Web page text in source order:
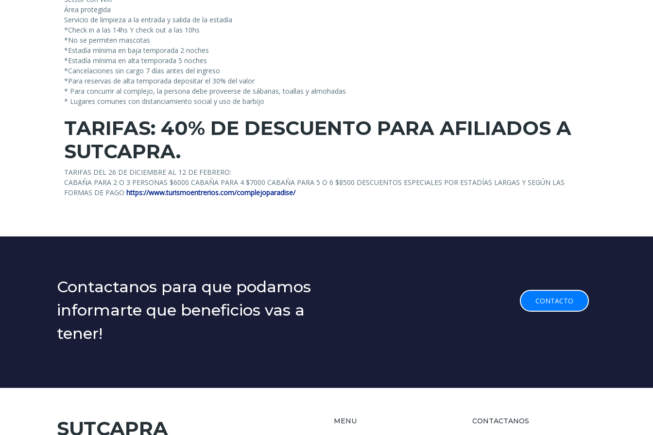
Área protegida
Servicio de limpieza a la entrada y salida de la estadía
*Check in a las 14hs Y check out a las 10hs
*No se permiten mascotas
*Estadía mínima en baja temporada 2 noches
*Estadía mínima en alta temporada 5 noches
*Cancelaciones sin cargo 7 días antes del ingreso
*Para reservas de alta temporada depositar el 30% del valor
* Para concurrir al complejo, la persona debe proveerse de sábanas, toallas y almohadas
* Lugares comunes con distanciamiento social y uso de barbijo
TARIFAS: 40% DE DESCUENTO PARA AFILIADOS A
SUTCAPRA.
TARIFAS DEL 26 DE DICIEMBRE AL 12 DE FEBRERO:
CABAÑA PARA 2 O 3 PERSONAS $6000 CABAÑA PARA 4 $7000 CABAÑA PARA 5 O 6 $8500 DESCUENTOS ESPECIALES POR ESTADÍAS LARGAS Y SEGÚN LAS
FORMAS DE PAGO https://www.turismoentrerios.com/complejoparadise/
Contactanos para que podamos
informarte que beneficios vas a
tener!
CONTACTO
SUTCAPRA MENU CONTACTANOS